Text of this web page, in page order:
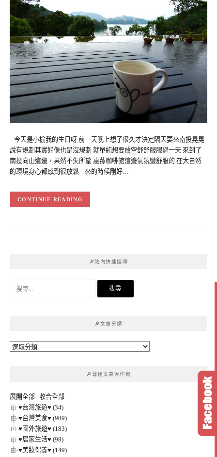
今天是小榆我的生日呀 前一天晚上想了很久才決定隔天要來南投晃晃
說有規劃其實好像也是沒規劃 就單純想要放空舒舒服服過一天 來到了
南投向山這邊，果然不失所望 惠蓀咖啡館這邊氣氛蠻舒服的 在大自然
的環境身心都感到很放鬆 來的時候剛好…
CONTINUE READING
🔎站內快速搜尋
🔎文章分類
🔎
🔎尋找文章大作戰
展開全部 | 收合全部
♥台灣旅遊♥ (34)
♥台灣美食♥ (989)
♥國外旅遊♥ (183)
♥居家生活♥ (98)
♥美妝保養♥ (149)